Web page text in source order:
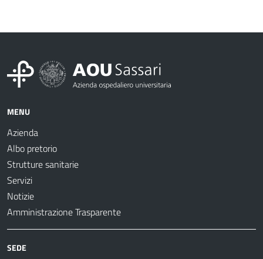
MENU
Azienda
Albo pretorio
Strutture sanitarie
Servizi
Notizie
Amministrazione Trasparente
SEDE